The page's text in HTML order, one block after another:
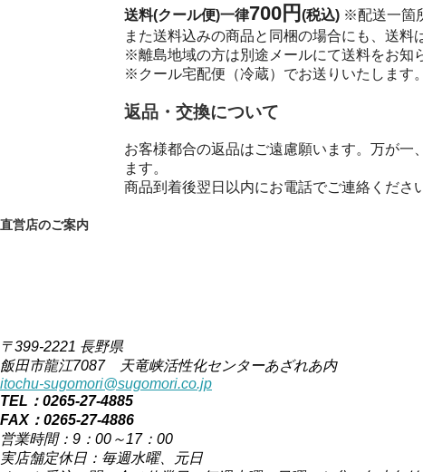
送料(クール便)一律700円 (税込) ※配送一箇
また送料込みの商品と同梱の場合にも、送料
※離島地域の方は別途メールにて送料をお知
※クール宅配便（冷蔵）でお送りいたします
返品・交換について
お客様都合の返品はご遠慮願います。万が
ます。
商品到着後翌日以内にお電話でご連絡くだ
直営店のご案内
〒399-2221 長野県
飯田市龍江7087 天竜峡活性化センターあざれあ内
itochu-sugomori@sugomori.co.jp
TEL：0265-27-4885
FAX：0265-27-4886
営業時間：9：00～17：00
実店舗定休日：毎週水曜、元日